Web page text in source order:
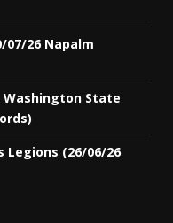
07/26 Napalm
Washington State
Legions (26/06/26